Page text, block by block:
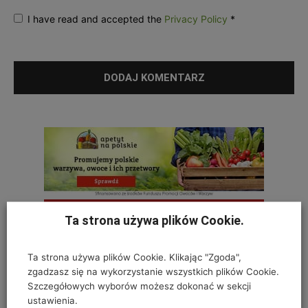
I have read and accepted the Privacy Policy *
Ta strona używa plików Cookie.
Ta strona używa plików Cookie. Klikając "Zgoda",
zgadzasz się na wykorzystanie wszystkich plików Cookie.
Szczegółowych wyborów możesz dokonać w sekcji
ustawienia.